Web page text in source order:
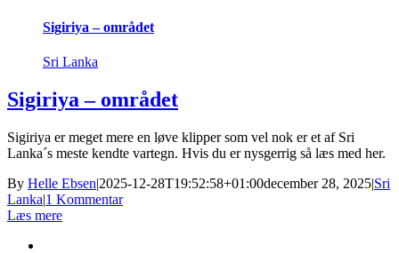
Sigiriya – området
Sri Lanka
Sigiriya – området
Sigiriya er meget mere en løve klipper som vel nok er et af Sri
Lanka´s meste kendte vartegn. Hvis du er nysgerrig så læs med her.
By Helle Ebsen|2025-12-28T19:52:58+01:00december 28, 2025|Sri
Lanka|1 Kommentar
Læs mere